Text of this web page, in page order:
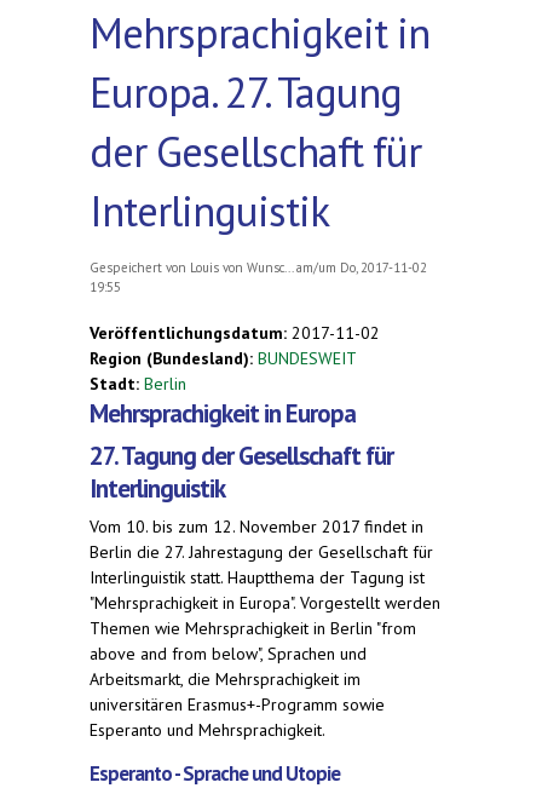
Mehrsprachigkeit in
Europa. 27. Tagung
der Gesellschaft für
Interlinguistik
Gespeichert von Louis von Wunsc...
am/um Do, 2017-11-02
19:55
Veröffentlichungsdatum: 2017-11-02
Region (Bundesland): BUNDESWEIT
Stadt: Berlin
Mehrsprachigkeit in Europa
27. Tagung der Gesellschaft für
Interlinguistik
Vom 10. bis zum 12. November 2017 findet in
Berlin die 27. Jahrestagung der Gesellschaft für
Interlinguistik statt. Hauptthema der Tagung ist
"Mehrsprachigkeit in Europa". Vorgestellt werden
Themen wie Mehrsprachigkeit in Berlin "from
above and from below", Sprachen und
Arbeitsmarkt, die Mehrsprachigkeit im
universitären Erasmus+-Programm sowie
Esperanto und Mehrsprachigkeit.
Esperanto - Sprache und Utopie